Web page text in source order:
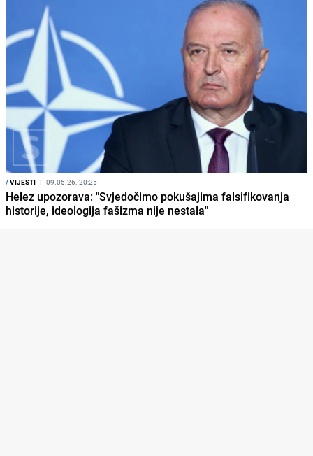
/VIJESTI I 09.05.26. 20:25
Helez upozorava: "Svjedočimo pokušajima falsifikovanja
historije, ideologija fašizma nije nestala"